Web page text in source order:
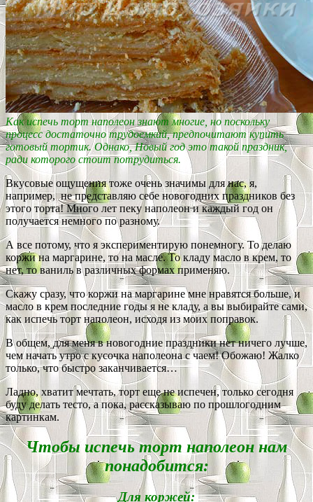
Как испечь торт наполеон знают многие, но поскольку
процесс достаточно трудоемкий, предпочитают купить
готовый тортик. Однако, Новый год это такой праздник,
ради которого стоит потрудиться.
Вкусовые ощущения тоже очень значимы для нас, я,
например, не представляю себе новогодних праздников без
этого торта! Много лет пеку наполеон и каждый год он
получается немного по разному.
А все потому, что я экспериментирую понемногу. То делаю
коржи на маргарине, то на масле. То кладу масло в крем, то
нет, то ваниль в различных формах применяю.
Скажу сразу, что коржи на маргарине мне нравятся больше, и
масло в крем последние годы я не кладу, а вы выбирайте сами,
как испечь торт наполеон, исходя из моих поправок.
В общем, для меня в новогодние праздники нет ничего лучше,
чем начать утро с кусочка наполеона с чаем! Обожаю! Жалко
только, что быстро заканчивается…
Ладно, хватит мечтать, торт еще не испечен, только сегодня
буду делать тесто, а пока, рассказываю по прошлогодним
картинкам.
Чтобы испечь торт наполеон нам
понадобится:
Для коржей: